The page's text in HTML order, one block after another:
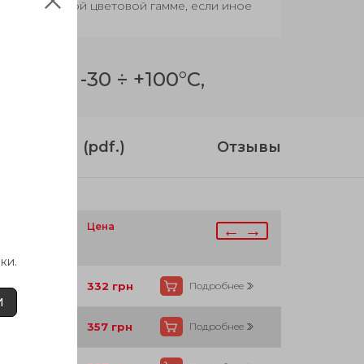
в базовой цветовой гамме, если иное
Т от -30 ÷ +100°C,
(pdf.) Отзывы
Цена ← →
332 грн Подробнее
357 грн Подробнее